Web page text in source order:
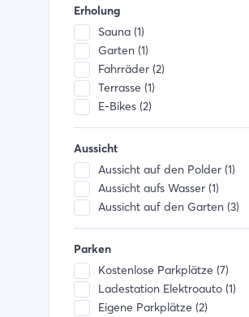
Erholung
Sauna (1)
Garten (1)
Fahrräder (2)
Terrasse (1)
E-Bikes (2)
Aussicht
Aussicht auf den Polder (1)
Aussicht aufs Wasser (1)
Aussicht auf den Garten (3)
Parken
Kostenlose Parkplätze (7)
Ladestation Elektroauto (1)
Eigene Parkplätze (2)